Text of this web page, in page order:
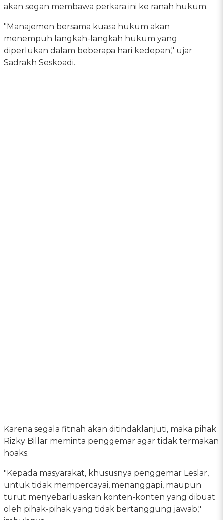
akan segan membawa perkara ini ke ranah hukum.
"Manajemen bersama kuasa hukum akan
menempuh langkah-langkah hukum yang
diperlukan dalam beberapa hari kedepan," ujar
Sadrakh Seskoadi.
Karena segala fitnah akan ditindaklanjuti, maka pihak
Rizky Billar meminta penggemar agar tidak termakan
hoaks.
"Kepada masyarakat, khususnya penggemar Leslar,
untuk tidak mempercayai, menanggapi, maupun
turut menyebarluaskan konten-konten yang dibuat
oleh pihak-pihak yang tidak bertanggung jawab,"